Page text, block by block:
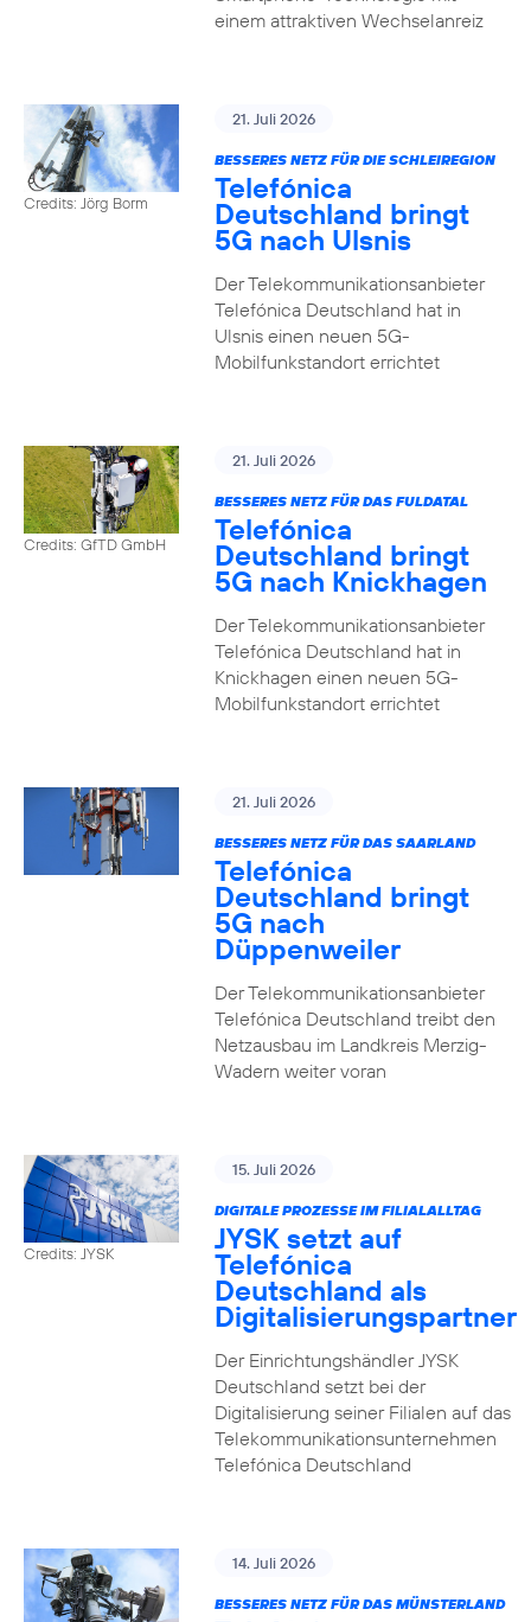
einem attraktiven Wechselanreiz
Credits: Jörg Borm
21. Juli 2026
BESSERES NETZ FÜR DIE SCHLEIREGION
Telefónica
Deutschland bringt
5G nach Ulsnis
Der Telekommunikationsanbieter
Telefónica Deutschland hat in
Ulsnis einen neuen 5G-
Mobilfunkstandort errichtet
Credits: GfTD GmbH
21. Juli 2026
BESSERES NETZ FÜR DAS FULDATAL
Telefónica
Deutschland bringt
5G nach Knickhagen
Der Telekommunikationsanbieter
Telefónica Deutschland hat in
Knickhagen einen neuen 5G-
Mobilfunkstandort errichtet
21. Juli 2026
BESSERES NETZ FÜR DAS SAARLAND
Telefónica
Deutschland bringt
5G nach
Düppenweiler
Der Telekommunikationsanbieter
Telefónica Deutschland treibt den
Netzausbau im Landkreis Merzig-
Wadern weiter voran
Credits: JYSK
15. Juli 2026
DIGITALE PROZESSE IM FILIALALLTAG
JYSK setzt auf
Telefónica
Deutschland als
Digitalisierungspartner
Der Einrichtungshändler JYSK
Deutschland setzt bei der
Digitalisierung seiner Filialen auf das
Telekommunikationsunternehmen
Telefónica Deutschland
14. Juli 2026
BESSERES NETZ FÜR DAS MÜNSTERLAND